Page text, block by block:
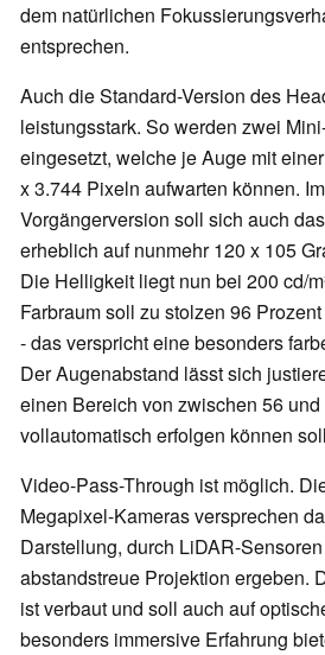
dem natürlichen
entsprechen.
Auch die Standard-Version des
leistungsstark. So werden zwei
eingesetzt, welche je Auge mit
x 3.744 Pixeln aufwarten können.
Vorgängerversion soll sich auch
erheblich auf nunmehr 120 x 105
Die Helligkeit liegt nun bei 200 cd/
Farbraum soll zu stolzen 96
- das verspricht eine besonders
Der Augenabstand lässt sich
einen Bereich von zwischen 56
vollautomatisch erfolgen können
Video-Pass-Through ist möglich.
Megapixel-Kameras versprechen
Darstellung, durch LiDAR-
abstandstreue Projektion ergeben.
ist verbaut und soll auch auf
besonders immersive Erfahrung